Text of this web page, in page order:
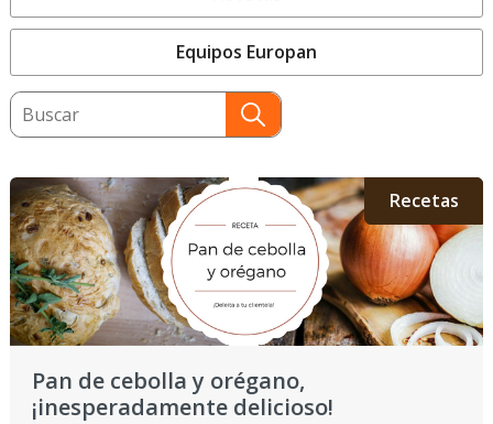
Equipos Europan
This is a search field with an auto-suggest
Recetas
Pan de cebolla y orégano,
¡inesperadamente delicioso!